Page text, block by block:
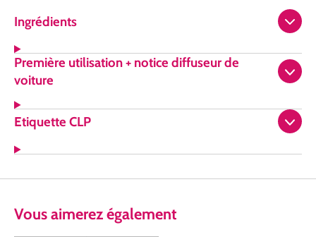
Ingrédients
Première utilisation + notice diffuseur de
voiture
Etiquette CLP
Vousaimerezégalement